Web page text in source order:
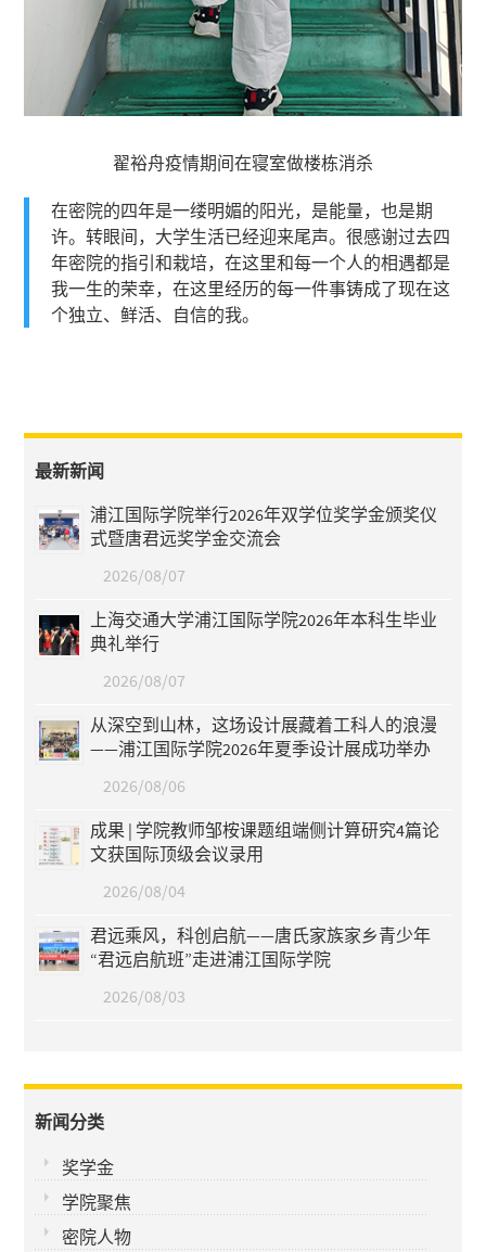
翟裕舟疫情期间在寝室做楼栋消杀
在密院的四年是一缕明媚的阳光，是能量，也是期
许。转眼间，大学生活已经迎来尾声。很感谢过去四
年密院的指引和栽培，在这里和每一个人的相遇都是
我一生的荣幸，在这里经历的每一件事铸成了现在这
个独立、鲜活、自信的我。
最新新闻
浦江国际学院举行2026年双学位奖学金颁奖仪
式暨唐君远奖学金交流会
2026/08/07
上海交通大学浦江国际学院2026年本科生毕业
典礼举行
2026/08/07
从深空到山林，这场设计展藏着工科人的浪漫
——浦江国际学院2026年夏季设计展成功举办
2026/08/06
成果 | 学院教师邹桉课题组端侧计算研究4篇论
文获国际顶级会议录用
2026/08/04
君远乘风，科创启航——唐氏家族家乡青少年
“君远启航班”走进浦江国际学院
2026/08/03
新闻分类
奖学金
学院聚焦
密院人物